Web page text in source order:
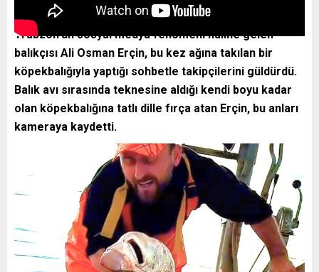
Trabzon’un sosyal medya fenomeni haline gelen
balıkçısı Ali Osman Erçin, bu kez ağına takılan bir
köpekbalığıyla yaptığı sohbetle takipçilerini güldürdü.
Balık avı sırasında teknesine aldığı kendi boyu kadar
olan köpekbalığına tatlı dille fırça atan Erçin, bu anları
kameraya kaydetti.